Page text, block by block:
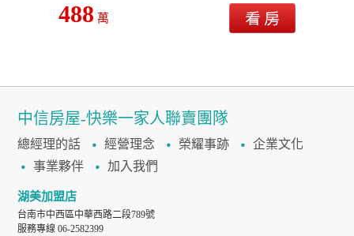
488 萬
中信房屋-快樂一家人聯賣團隊
總經理的話 經營理念 榮耀事跡
企業文化
事業夥伴
加入我們
湖美加盟店
台南市中西區中華西路二段789號
服務專線 06-2582399